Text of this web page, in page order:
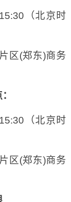
（北京时
区(郑东)商务
（北京时
区(郑东)商务